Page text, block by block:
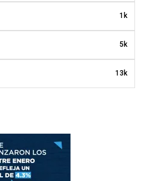
1k
5k
13k